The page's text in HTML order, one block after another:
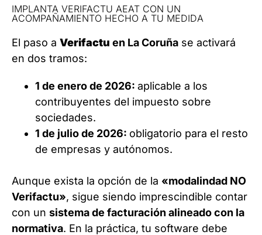
IMPLANTA VERIFACTU AEAT CON UN
ACOMPAÑAMIENTO HECHO A TU MEDIDA
El paso a Verifactu en La Coruña se activará
en dos tramos:
1 de enero de 2026: aplicable a los
contribuyentes del impuesto sobre
sociedades.
1 de julio de 2026: obligatorio para el resto
de empresas y autónomos.
Aunque exista la opción de la «modalindad NO
Verifactu», sigue siendo imprescindible contar
con un sistema de facturación alineado con la
normativa. En la práctica, tu software debe